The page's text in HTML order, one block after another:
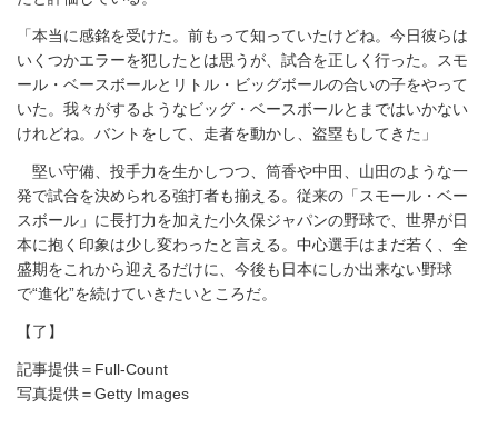
「本当に感銘を受けた。前もって知っていたけどね。今日彼らは
いくつかエラーを犯したとは思うが、試合を正しく行った。スモ
ール・ベースボールとリトル・ビッグボールの合いの子をやって
いた。我々がするようなビッグ・ベースボールとまではいかない
けれどね。バントをして、走者を動かし、盗塁もしてきた」
堅い守備、投手力を生かしつつ、筒香や中田、山田のような一
発で試合を決められる強打者も揃える。従来の「スモール・ベー
スボール」に長打力を加えた小久保ジャパンの野球で、世界が日
本に抱く印象は少し変わったと言える。中心選手はまだ若く、全
盛期をこれから迎えるだけに、今後も日本にしか出来ない野球
で“進化”を続けていきたいところだ。
【了】
記事提供＝Full-Count
写真提供＝Getty Images